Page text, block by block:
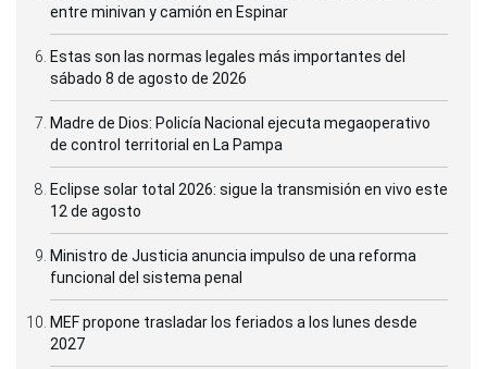
entre minivan y camión en Espinar
Estas son las normas legales más importantes del
sábado 8 de agosto de 2026
Madre de Dios: Policía Nacional ejecuta megaoperativo
de control territorial en La Pampa
Eclipse solar total 2026: sigue la transmisión en vivo este
12 de agosto
Ministro de Justicia anuncia impulso de una reforma
funcional del sistema penal
MEF propone trasladar los feriados a los lunes desde
2027